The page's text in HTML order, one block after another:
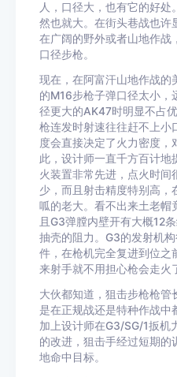
人，口径大，也有它的好处
然也就大。在街头巷战也许
在广阔的野外或者山地作战
口径步枪。
现在，在阿富汗山地作战的
的M16步枪子弹口径太小，
径更大的AK47时明显不占
枪连发时射速往往赶不上小
度会直接决定了火力密度，
此，设计师一直千方百计地
火装置非常先进，点火时间
少，而且射击精度特别高，
呱的老大。看不出来土老帽
且G3弹膛内壁开有大概12
抽壳的阻力。G3的发射机
件，在枪机完全复进到位之
来射手就不用担心枪会走火
大伙都知道，狙击步枪枪管
是在正规战还是特种作战中
加上设计师在G3/SG/1扳机
的改进，狙击手经过短期的
地命中目标。